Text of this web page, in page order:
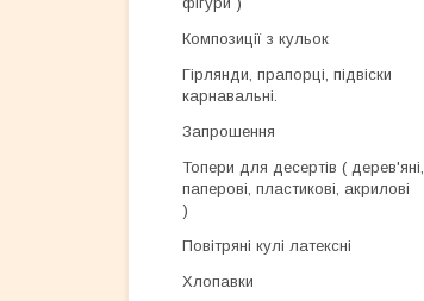
Композиції з кульок
Гірлянди, прапорці, підвіски
карнавальні.
Запрошення
Топери для десертів ( дерев'яні,
паперові, пластикові, акрилові
)
Повітряні кулі латексні
Хлопавки